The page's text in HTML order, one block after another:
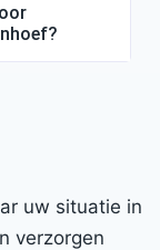
uw situatie in
verzorgen